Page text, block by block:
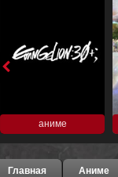
аниме
Главная Аниме